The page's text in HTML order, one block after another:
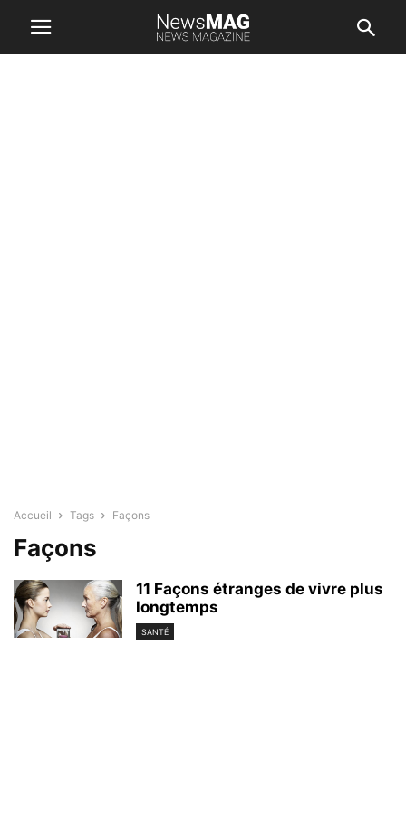
Accueil Tags Façons
Façons
11 Façons étranges de vivre plus
longtemps
SANTÉ